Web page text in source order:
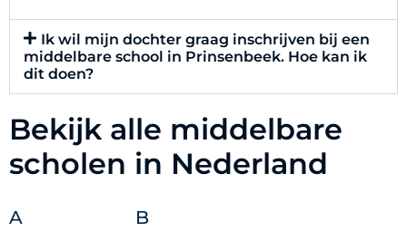
Ik wil mijn dochter graag inschrijven bij een
middelbare school in Prinsenbeek. Hoe kan ik
dit doen?
Bekijk alle middelbare
scholen in Nederland
A B